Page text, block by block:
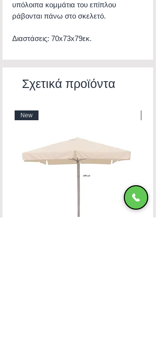
υπόλοιπα κομμάτια του επίπλου
ράβονται πάνω στο σκελετό.
Διαστάσεις: 70x73x79εκ.
Σχετικά προϊόντα
New